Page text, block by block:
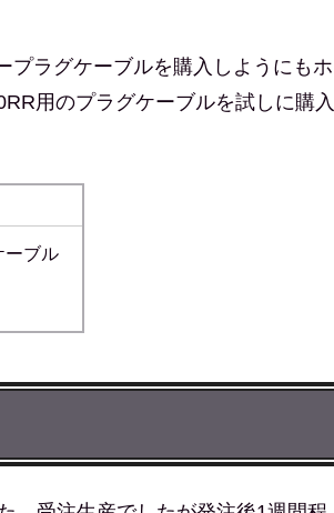
プラグケーブルを購入しようにもホ
用のプラグケーブルを試しに購入
ーブル